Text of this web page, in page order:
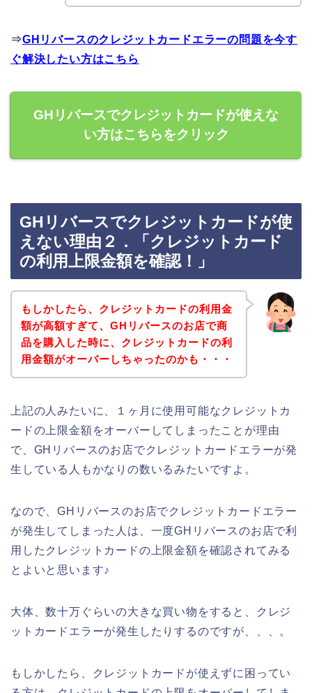
⇒GHリバースのクレジットカードエラーの問題を今す
ぐ解決したい方はこちら
GHリバースでクレジットカードが使えな
い方はこちらをクリック
GHリバースでクレジットカードが使
えない理由２．「クレジットカード
の利用上限金額を確認！」
もしかしたら、クレジットカードの利用金
額が高額すぎて、GHリバースのお店で商
品を購入した時に、クレジットカードの利
用金額がオーバーしちゃったのかも・・・
上記の人みたいに、１ヶ月に使用可能なクレジットカ
ードの上限金額をオーバーしてしまったことが理由
で、GHリバースのお店でクレジットカードエラーが発
生している人もかなりの数いるみたいですよ。
なので、GHリバースのお店でクレジットカードエラー
が発生してしまった人は、一度GHリバースのお店で利
用したクレジットカードの上限金額を確認されてみる
とよいと思います♪
大体、数十万ぐらいの大きな買い物をすると、クレジ
ットカードエラーが発生したりするのですが、、、。
もしかしたら、クレジットカードが使えずに困ってい